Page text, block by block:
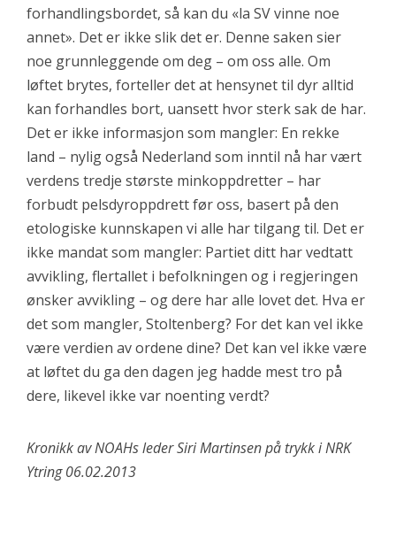
forhandlingsbordet, så kan du «la SV vinne noe
annet». Det er ikke slik det er. Denne saken sier
noe grunnleggende om deg – om oss alle. Om
løftet brytes, forteller det at hensynet til dyr alltid
kan forhandles bort, uansett hvor sterk sak de har.
Det er ikke informasjon som mangler: En rekke
land – nylig også Nederland som inntil nå har vært
verdens tredje største minkoppdretter – har
forbudt pelsdyroppdrett før oss, basert på den
etologiske kunnskapen vi alle har tilgang til. Det er
ikke mandat som mangler: Partiet ditt har vedtatt
avvikling, flertallet i befolkningen og i regjeringen
ønsker avvikling – og dere har alle lovet det. Hva er
det som mangler, Stoltenberg? For det kan vel ikke
være verdien av ordene dine? Det kan vel ikke være
at løftet du ga den dagen jeg hadde mest tro på
dere, likevel ikke var noenting verdt?
Kronikk av NOAHs leder Siri Martinsen på trykk i NRK
Ytring 06.02.2013